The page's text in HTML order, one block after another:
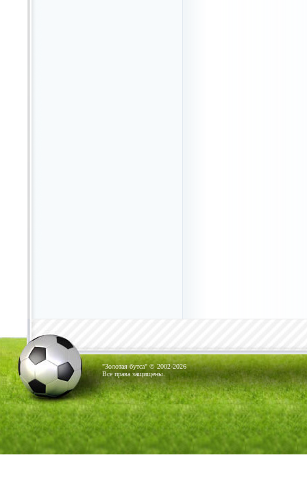
"Золотая бутса" © 2002-2026
Все права защищены.